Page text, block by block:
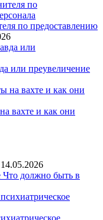
по предоставлению
или преувеличение
вахте и как они
14.05.2026
Что должно быть в